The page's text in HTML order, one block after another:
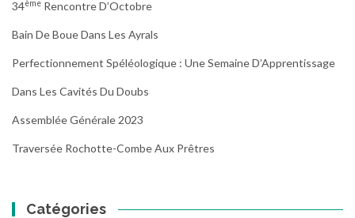
34Ème Rencontre D’Octobre
Bain De Boue Dans Les Ayrals
Perfectionnement Spéléologique : Une Semaine D’Apprentissage
Dans Les Cavités Du Doubs
Assemblée Générale 2023
Traversée Rochotte-Combe Aux Prêtres
Catégories